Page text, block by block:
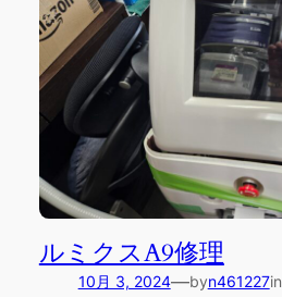
ルミクスA9修理
10月 3, 2024—byn461227in